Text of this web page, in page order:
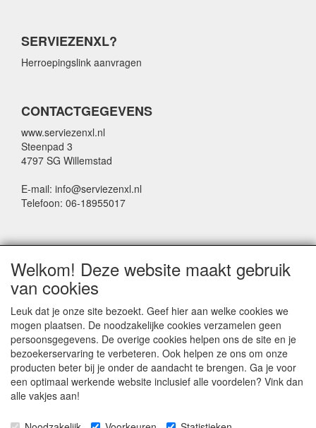
SERVIEZENXL?
Herroepingslink aanvragen
CONTACTGEGEVENS
www.serviezenxl.nl
Steenpad 3
4797 SG Willemstad
E-mail: info@serviezenxl.nl
Telefoon: 06-18955017
Voornaam
Achternaam
E-mail
Welkom! Deze website maakt gebruik
van cookies
Leuk dat je onze site bezoekt. Geef hier aan welke cookies we
mogen plaatsen. De noodzakelijke cookies verzamelen geen
persoonsgegevens. De overige cookies helpen ons de site en je
bezoekerservaring te verbeteren. Ook helpen ze ons om onze
producten beter bij je onder de aandacht te brengen. Ga je voor
een optimaal werkende website inclusief alle voordelen? Vink dan
alle vakjes aan!